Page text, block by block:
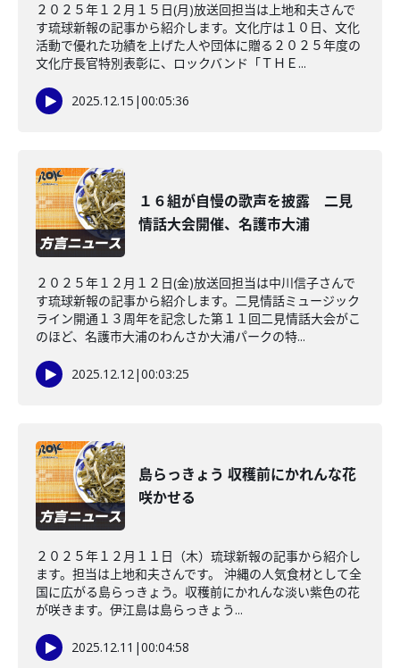
２０２５年１２月１５日(月)放送回担当は上地和夫さんで
す琉球新報の記事から紹介します。文化庁は１０日、文化
活動で優れた功績を上げた人や団体に贈る２０２５年度の
文化庁長官特別表彰に、ロックバンド「ＴＨＥ...
2025.12.15 |00:05:36
１６組が自慢の歌声を披露 二見
情話大会開催、名護市大浦
２０２５年１２月１２日(金)放送回担当は中川信子さんで
す琉球新報の記事から紹介します。二見情話ミュージック
ライン開通１３周年を記念した第１１回二見情話大会がこ
のほど、名護市大浦のわんさか大浦パークの特...
2025.12.12|00:03:25
島らっきょう 収穫前にかれんな花
咲かせる
２０２５年１２月１１日（木）琉球新報の記事から紹介し
ます。担当は上地和夫さんです。 沖縄の人気食材として全
国に広がる島らっきょう。収穫前にかれんな淡い紫色の花
が咲きます。伊江島は島らっきょう...
2025.12.11 |00:04:58